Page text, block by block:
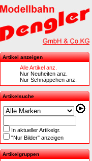
Artikel anzeigen
Alle Artikel anz.
Nur Neuheiten anz.
Nur Schnäppchen anz.
Artikelsuche
In aktueller Artikelgr.
"Nur Bilder" anzeigen
Artikelgruppen